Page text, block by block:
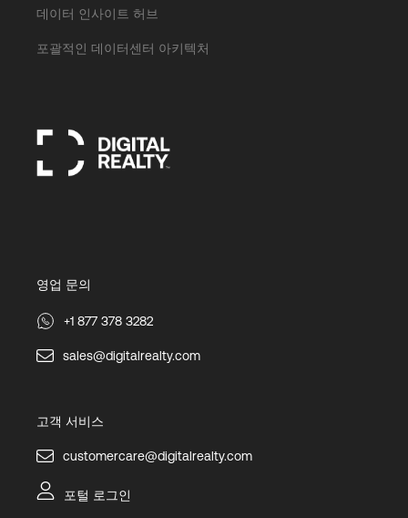
데이터 인사이트 허브
포괄적인 데이터센터 아키텍처
영업 문의
+1 877 378 3282
sales@digitalrealty.com
고객 서비스
customercare@digitalrealty.com
포털 로그인